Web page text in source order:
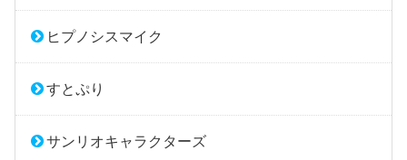
ヒプノシスマイク
すとぷり
サンリオキャラクターズ